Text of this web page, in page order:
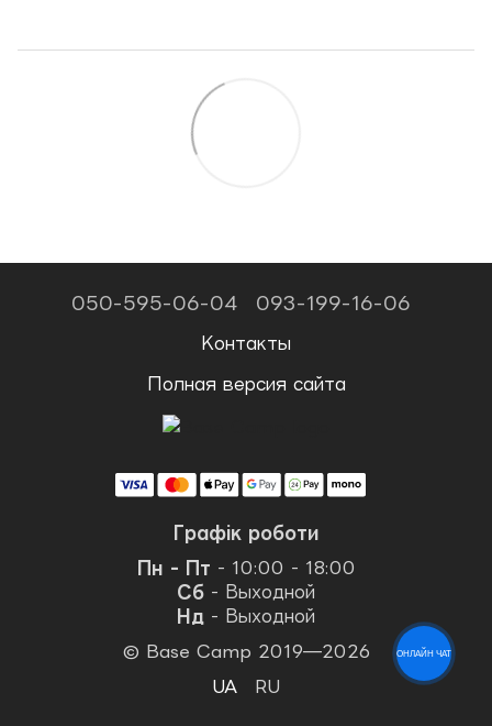
050-595-06-04 093-199-16-06
Контакты
Полная версия сайта
Графік роботи
Пн - Пт - 10:00 - 18:00
Сб - Выходной
Нд - Выходной
© Base Camp 2019—2026
UA
RU
ОНЛАЙН ЧАТ